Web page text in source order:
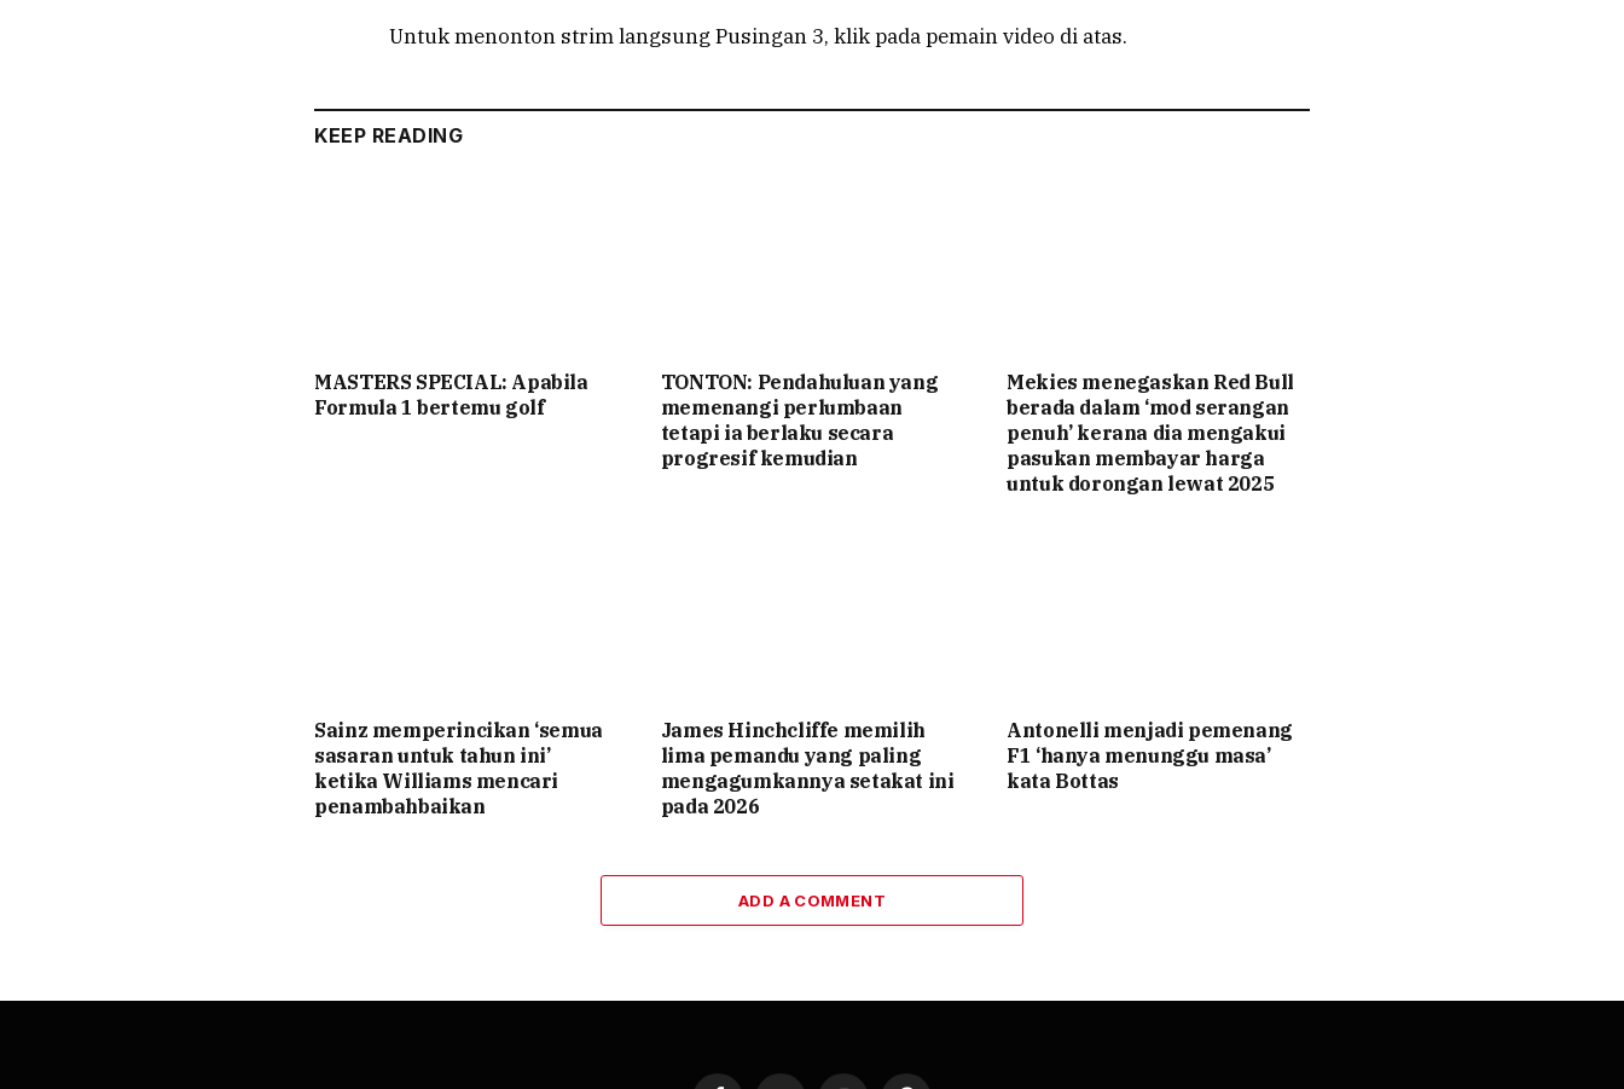
Untuk menonton strim langsung Pusingan 3, klik pada pemain video di atas.
KEEP READING
MASTERS SPECIAL: Apabila
Formula 1 bertemu golf
TONTON: Pendahuluan yang
memenangi perlumbaan
tetapi ia berlaku secara
progresif kemudian
Mekies menegaskan Red Bull
berada dalam ‘mod serangan
penuh’ kerana dia mengakui
pasukan membayar harga
untuk dorongan lewat 2025
Sainz memperincikan ‘semua
sasaran untuk tahun ini’
ketika Williams mencari
penambahbaikan
James Hinchcliffe memilih
lima pemandu yang paling
mengagumkannya setakat ini
pada 2026
Antonelli menjadi pemenang
F1 ‘hanya menunggu masa’
kata Bottas
ADD A COMMENT